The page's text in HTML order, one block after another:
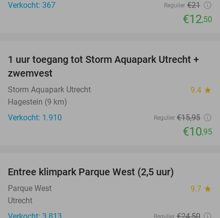
Verkocht: 367
Regulier €21
€12,50
31%
1 uur toegang tot Storm Aquapark Utrecht +
zwemvest
Storm Aquapark Utrecht 9.4 star
Hagestein (9 km)
Verkocht: 1.910
Regulier €15,95
€10,95
Entree klimpark Parque West (2,5 uur)
Parque West 9.7 star
Utrecht